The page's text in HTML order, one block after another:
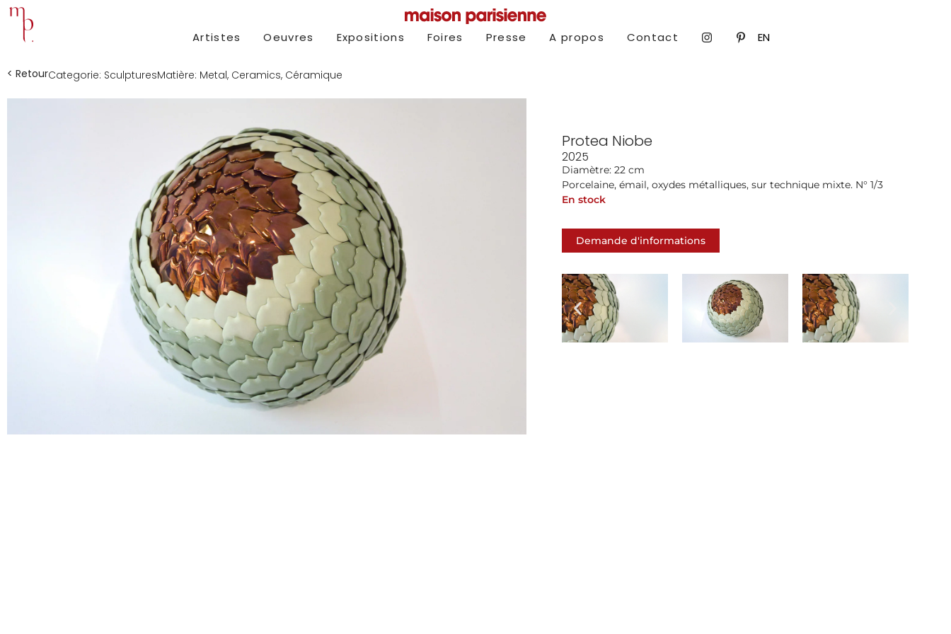
Artistes Oeuvres Expositions Foires Presse A propos Contact EN
< RetourCategorie: SculpturesMatière: Metal, Ceramics, Céramique
Protea Niobe
2025
Diamètre: 22 cm
Porcelaine, émail, oxydes métalliques, sur technique mixte. N° 1/3
En stock
Demande d'informations